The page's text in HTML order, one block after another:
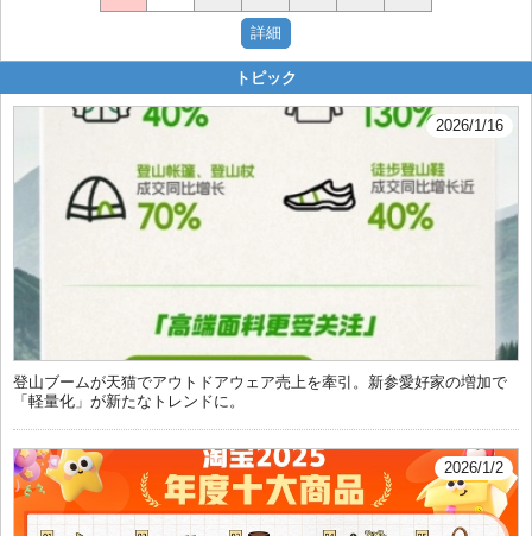
トピック
2026/1/16
登山ブームが天猫でアウトドアウェア売上を牽引。新参愛好家の増加で
「軽量化」が新たなトレンドに。
2026/1/2